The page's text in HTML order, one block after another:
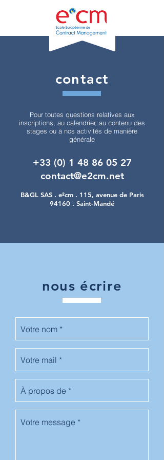
contact
Pour toutes questions relatives aux
inscriptions, au calendrier, au contenu des
stages ou à nos activités de manière
générale
+33 (0) 1 48 86 05 27
contact@e2cm.net​​​​​
B&GL SAS​​ . e²cm . 115, avenue de Paris
94160 . Saint-Mandé
nous écrire